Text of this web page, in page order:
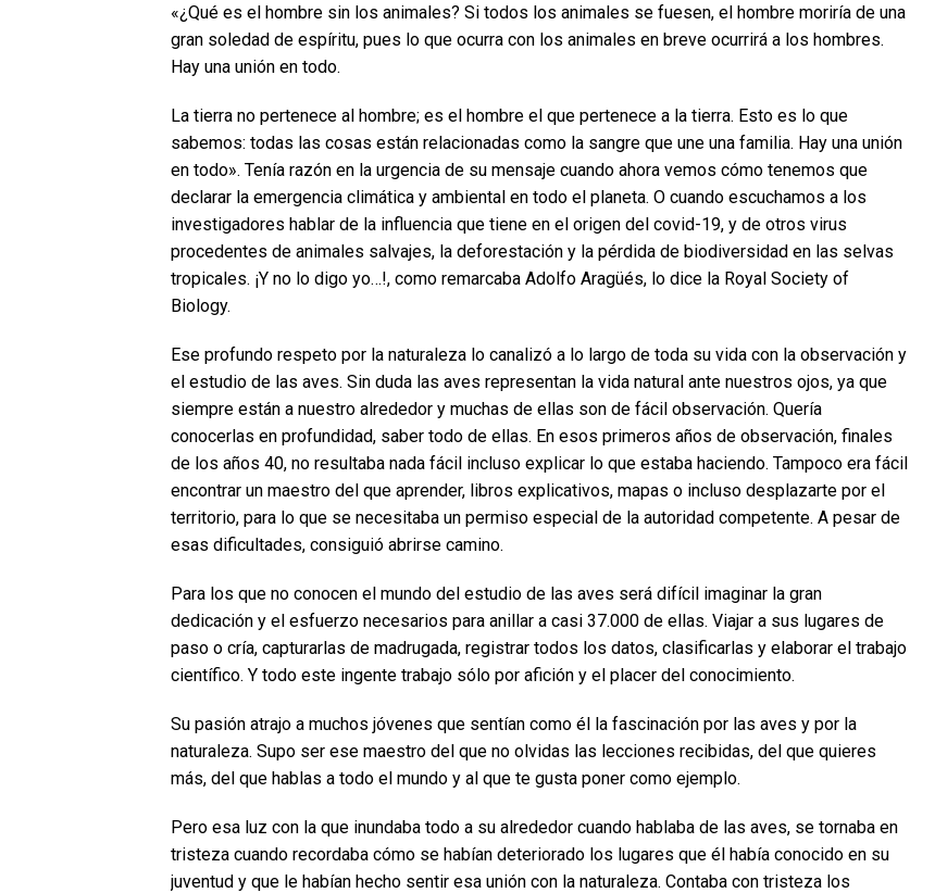
«¿Qué es el hombre sin los animales? Si todos los animales se fuesen, el hombre moriría de una
gran soledad de espíritu, pues lo que ocurra con los animales en breve ocurrirá a los hombres.
Hay una unión en todo.
La tierra no pertenece al hombre; es el hombre el que pertenece a la tierra. Esto es lo que
sabemos: todas las cosas están relacionadas como la sangre que une una familia. Hay una unión
en todo». Tenía razón en la urgencia de su mensaje cuando ahora vemos cómo tenemos que
declarar la emergencia climática y ambiental en todo el planeta. O cuando escuchamos a los
investigadores hablar de la influencia que tiene en el origen del covid-19, y de otros virus
procedentes de animales salvajes, la deforestación y la pérdida de biodiversidad en las selvas
tropicales. ¡Y no lo digo yo…!, como remarcaba Adolfo Aragüés, lo dice la Royal Society of
Biology.
Ese profundo respeto por la naturaleza lo canalizó a lo largo de toda su vida con la observación y
el estudio de las aves. Sin duda las aves representan la vida natural ante nuestros ojos, ya que
siempre están a nuestro alrededor y muchas de ellas son de fácil observación. Quería
conocerlas en profundidad, saber todo de ellas. En esos primeros años de observación, finales
de los años 40, no resultaba nada fácil incluso explicar lo que estaba haciendo. Tampoco era fácil
encontrar un maestro del que aprender, libros explicativos, mapas o incluso desplazarte por el
territorio, para lo que se necesitaba un permiso especial de la autoridad competente. A pesar de
esas dificultades, consiguió abrirse camino.
Para los que no conocen el mundo del estudio de las aves será difícil imaginar la gran
dedicación y el esfuerzo necesarios para anillar a casi 37.000 de ellas. Viajar a sus lugares de
paso o cría, capturarlas de madrugada, registrar todos los datos, clasificarlas y elaborar el trabajo
científico. Y todo este ingente trabajo sólo por afición y el placer del conocimiento.
Su pasión atrajo a muchos jóvenes que sentían como él la fascinación por las aves y por la
naturaleza. Supo ser ese maestro del que no olvidas las lecciones recibidas, del que quieres
más, del que hablas a todo el mundo y al que te gusta poner como ejemplo.
Pero esa luz con la que inundaba todo a su alrededor cuando hablaba de las aves, se tornaba en
tristeza cuando recordaba cómo se habían deteriorado los lugares que él había conocido en su
juventud y que le habían hecho sentir esa unión con la naturaleza. Contaba con tristeza los